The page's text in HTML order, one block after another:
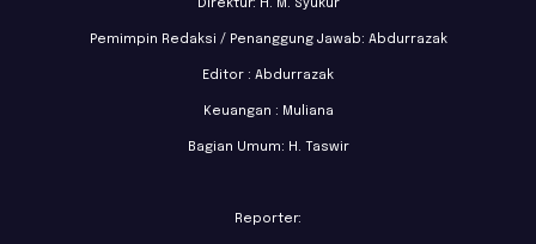
Direktur: H. M. Syukur
Pemimpin Redaksi / Penanggung Jawab: Abdurrazak
Editor : Abdurrazak
Keuangan : Muliana
Bagian Umum: H. Taswir
Reporter: